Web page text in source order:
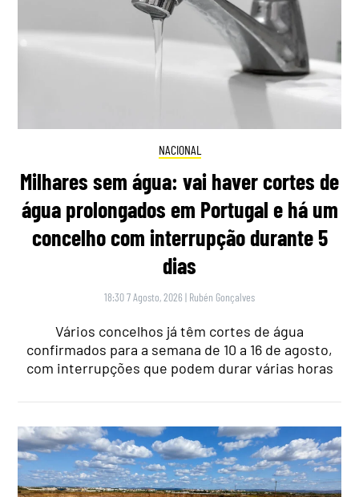
NACIONAL
Milhares sem água: vai haver cortes de
água prolongados em Portugal e há um
concelho com interrupção durante 5
dias
18:30 7 Agosto, 2026 | Rubén Gonçalves
Vários concelhos já têm cortes de água
confirmados para a semana de 10 a 16 de agosto,
com interrupções que podem durar várias horas